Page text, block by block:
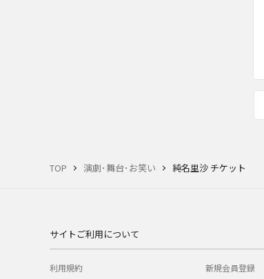
TOP 演劇･舞台･お笑い 純名里沙 チケット
サイトご利用について
利用規約 新規会員登録